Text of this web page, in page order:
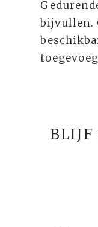
bijvullen.
BLIJF